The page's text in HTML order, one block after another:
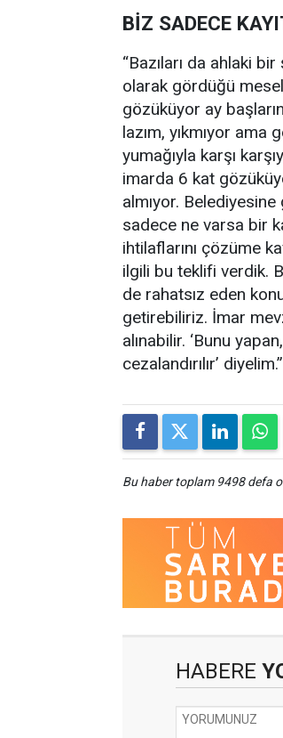
BİZ SADECE
“Bazıları da ahlaki
olarak gördüğü
gözüküyor ay
lazım, yıkmıyor
yumağıyla karşı
imarda 6 kat
almıyor.
sadece ne varsa bir
ihtilaflarını çözüme
ilgili bu teklifi verdik.
de rahatsız eden
getirebiliriz. İmar
alınabilir. ‘Bunu
cezalandırılır’ diyelim.”
Bu haber toplam 9498 defa
HABERE